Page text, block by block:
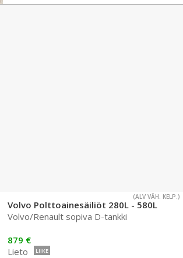
(ALV VÄH. KELP.)
Volvo Polttoainesäiliöt 280L - 580L
Volvo/Renault sopiva D-tankki
879 €
Lieto
LIIKE